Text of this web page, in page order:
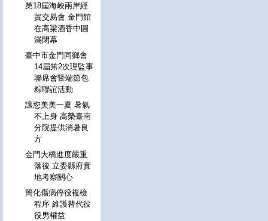
第18屆海峽兩岸經
貿交易會 金門館
在高粱酒香中圓
滿閉幕
臺中市金門同鄉會
14屆笫2次理監事
聯席會暨端節包
粽聯誼活動
讓您美美一夏 暑氣
不上身 高榮臺南
分院提供消暑良
方
金門大橋進度嚴重
落後 立委縣府實
地考察關心
簡化傷病停役複檢
程序 維護替代役
役男權益